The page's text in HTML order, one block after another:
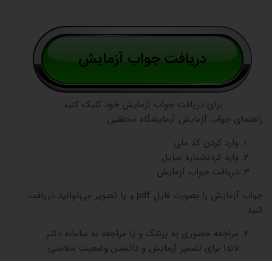
برای دریافت جواب آزمایش خود کلیک کنید.
راهنمای جواب آزمایش آزمایشگاه محققین
وارد کردن کد ملی
وارد کردنشماره مبایل
دریافت جواب آزمایش
جواب آزمایش را بصورت فایل pdf و یا تصویر می‌توانید دریافت
کنید.
مراجعه حضوری به پزشک و یا مراجعه به سامانه دکتر
لاندا برای تفسیر آزمایش و دانستن وضعیت سلامتی